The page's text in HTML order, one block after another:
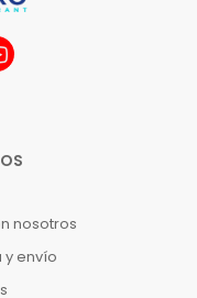
nosotros
y envío